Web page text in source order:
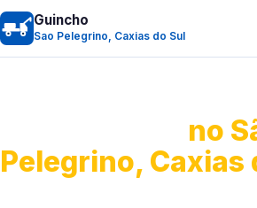
Guincho
Sao Pelegrino, Caxias do Sul
no
Pelegrino, Caxias